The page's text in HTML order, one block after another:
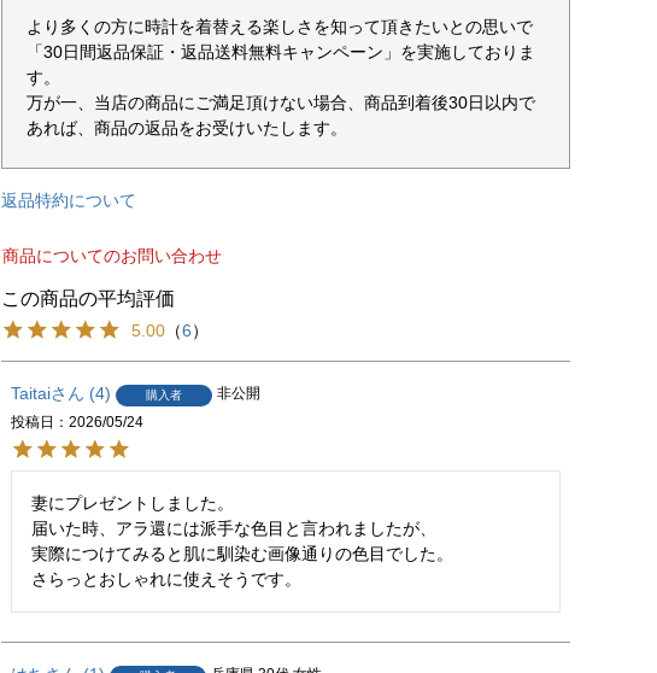
より多くの方に時計を着替える楽しさを知って頂きたいとの思いで
「30日間返品保証・返品送料無料キャンペーン」を実施しておりま
す。
万が一、当店の商品にご満足頂けない場合、商品到着後30日以内で
あれば、商品の返品をお受けいたします。
返品特約について
商品についてのお問い合わせ
5.00 （6）
Taitai 4 購入者
非公開
投稿日
2026/05/24
妻にプレゼントしました。
届いた時、アラ還には派手な色目と言われましたが、
実際につけてみると肌に馴染む画像通りの色目でした。
さらっとおしゃれに使えそうです。